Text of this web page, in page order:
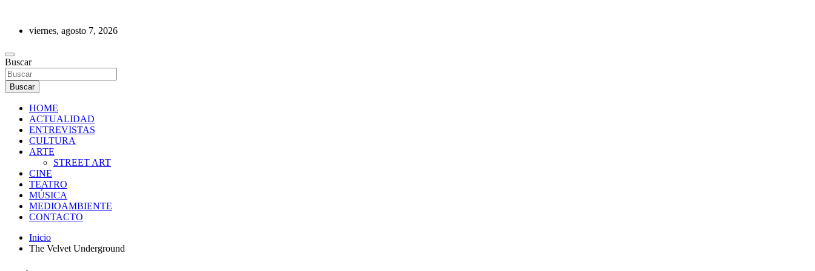
contenidoviernes, agosto 7, 2026
REVISTA DE PRENSA
Buscar
Buscar
HOME
ACTUALIDAD
ENTREVISTAS
CULTURA
ARTE
STREET ART
CINE
TEATRO
MÚSICA
MEDIOAMBIENTE
CONTACTO
Inicio
The Velvet Underground